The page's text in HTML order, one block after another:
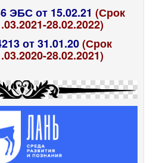
ЭБС от 15.02.21 (Срок
28.02.2022)
от 31.01.20(Срок
28.02.2021)